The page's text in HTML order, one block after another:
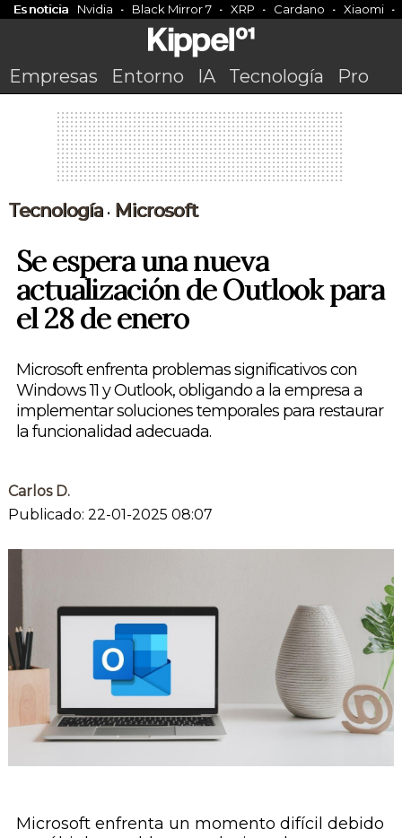
Es noticia Nvidia Black Mirror 7 XRP Cardano Xiaomi
Empresas Entorno IA Tecnología Pro
Tecnología• Microsoft
Se espera una nueva
actualización de Outlook para
el 28 de enero
Microsoft enfrenta problemas significativos con
Windows 11 y Outlook, obligando a la empresa a
implementar soluciones temporales para restaurar
la funcionalidad adecuada.
Carlos D.
Publicado: 22-01-2025 08:07
Microsoft enfrenta un momento difícil debido